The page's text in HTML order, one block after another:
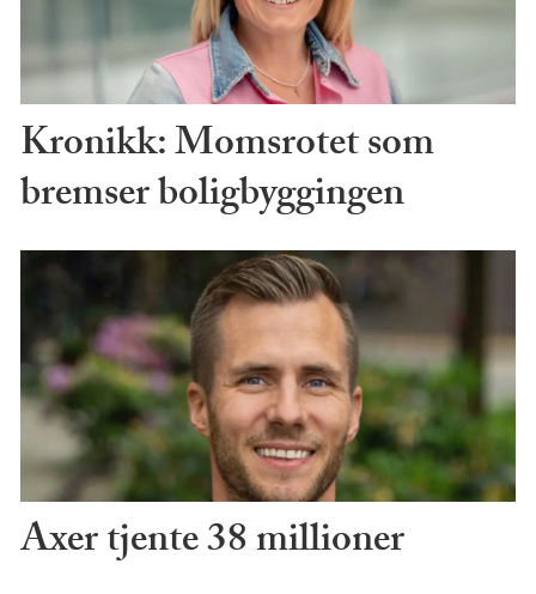
Kronikk: Momsrotet som
bremser boligbyggingen
Axer tjente 38 millioner